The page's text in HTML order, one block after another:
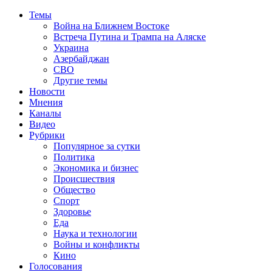
Темы
Война на Ближнем Востоке
Встреча Путина и Трампа на Аляске
Украина
Азербайджан
СВО
Другие темы
Новости
Мнения
Каналы
Видео
Рубрики
Популярное за сутки
Политика
Экономика и бизнес
Происшествия
Общество
Спорт
Здоровье
Еда
Наука и технологии
Войны и конфликты
Кино
Голосования